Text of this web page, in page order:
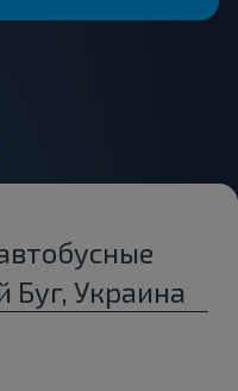
Буг, Украина